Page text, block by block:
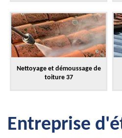
Nettoyage et démoussage de
toiture 37
Entreprise